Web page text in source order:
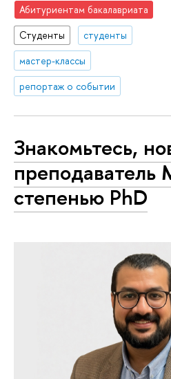
Абитуриентам бакалавриата
Студенты
студенты
мастер-классы
репортаж о событии
Знакомьтесь,
степенью PhD